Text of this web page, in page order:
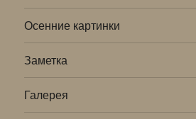
Осенние картинки
Заметка
Галерея